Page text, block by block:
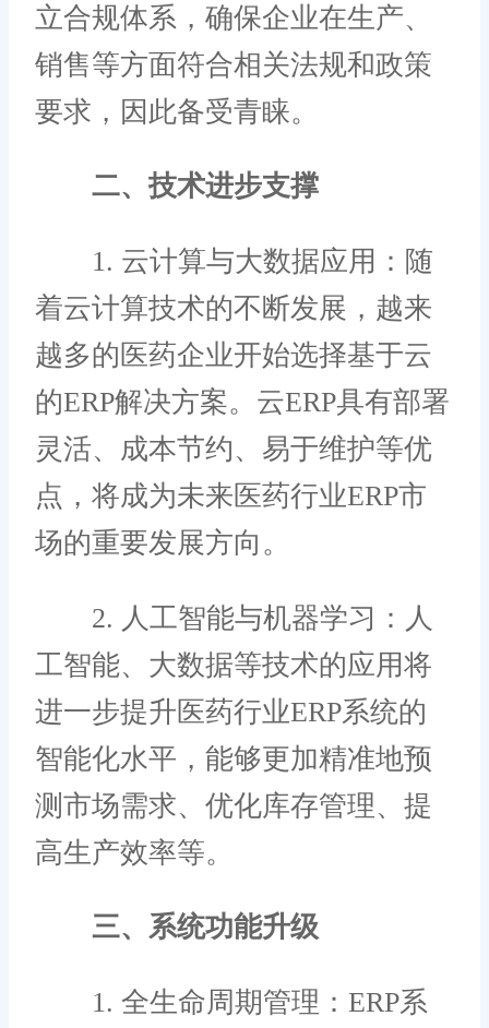
立合规体系，确保企业在生产、
销售等方面符合相关法规和政策
要求，因此备受青睐。
二、技术进步支撑
1. 云计算与大数据应用：随
着云计算技术的不断发展，越来
越多的医药企业开始选择基于云
的ERP解决方案。云ERP具有部署
灵活、成本节约、易于维护等优
点，将成为未来医药行业ERP市
场的重要发展方向。
2. 人工智能与机器学习：人
工智能、大数据等技术的应用将
进一步提升医药行业ERP系统的
智能化水平，能够更加精准地预
测市场需求、优化库存管理、提
高生产效率等。
三、系统功能升级
1. 全生命周期管理：ERP系